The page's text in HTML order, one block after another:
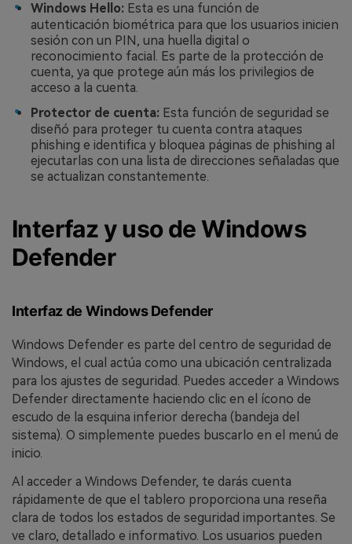
Windows Hello: Esta es una función de
autenticación biométrica para que los usuarios inicien
sesión con un PIN, una huella digital o
reconocimiento facial. Es parte de la protección de
cuenta, ya que protege aún más los privilegios de
acceso a la cuenta.
Protector de cuenta: Esta función de seguridad se
diseñó para proteger tu cuenta contra ataques
phishing e identifica y bloquea páginas de phishing al
ejecutarlas con una lista de direcciones señaladas que
se actualizan constantemente.
Interfaz y uso de Windows
Defender
Interfaz de Windows Defender
Windows Defender es parte del centro de seguridad de
Windows, el cual actúa como una ubicación centralizada
para los ajustes de seguridad. Puedes acceder a Windows
Defender directamente haciendo clic en el ícono de
escudo de la esquina inferior derecha (bandeja del
sistema). O simplemente puedes buscarlo en el menú de
inicio.
Al acceder a Windows Defender, te darás cuenta
rápidamente de que el tablero proporciona una reseña
clara de todos los estados de seguridad importantes. Se
ve claro, detallado e informativo. Los usuarios pueden